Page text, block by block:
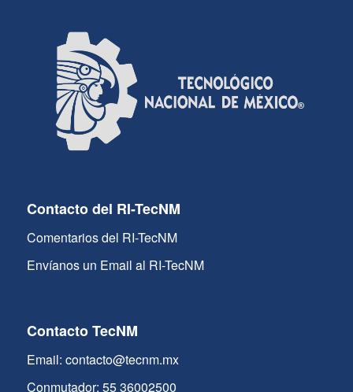
Contacto del RI-TecNM
Comentarios del RI-TecNM
Envíanos un Email al RI-TecNM
Contacto TecNM
Email: contacto@tecnm.mx
Conmutador: 55 36002500